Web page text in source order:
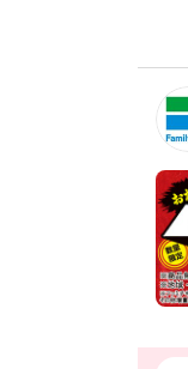
B
n
T